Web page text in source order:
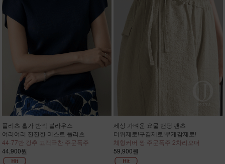
플리츠 홀가 반넥 블라우스
여리여리 잔잔한 미스트 플리츠
44-77반 강추 고객극찬 주문폭주
44,900원
세상 가벼운 요물 밴딩 팬츠
더위제로!구김제로!무게감제로!
체형커버 짱 주문폭주 2차리오더
59,900원